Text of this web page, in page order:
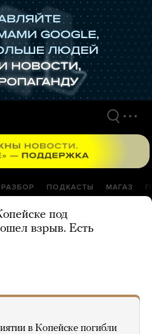
РАЗБОР ПОДКАСТЫ МАГАЗ
под
взрыв. Есть
в Копейске погибли